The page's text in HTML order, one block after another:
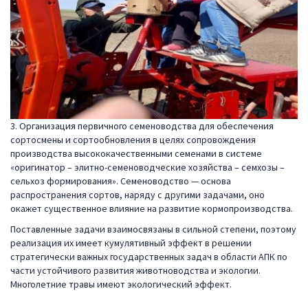
3. Организация первичного семеноводства для обеспечения
сортосмены и сортообновления в целях сопровождения
производства высококачественными семенами в системе
«оригинатор – элитно-семеноводческие хозяйства – семхозы –
сельхоз формирования». Семеноводство — основа
распространения сортов, наряду с другими задачами, оно
окажет существенное влияние на развитие кормопроизводства.
Поставленные задачи взаимосвязаны в сильной степени, поэтому
реализация их имеет кумулятивный эффект в решении
стратегически важных государственных задач в области АПК по
части устойчивого развития животноводства и экологии.
Многолетние травы имеют экологический эффект.